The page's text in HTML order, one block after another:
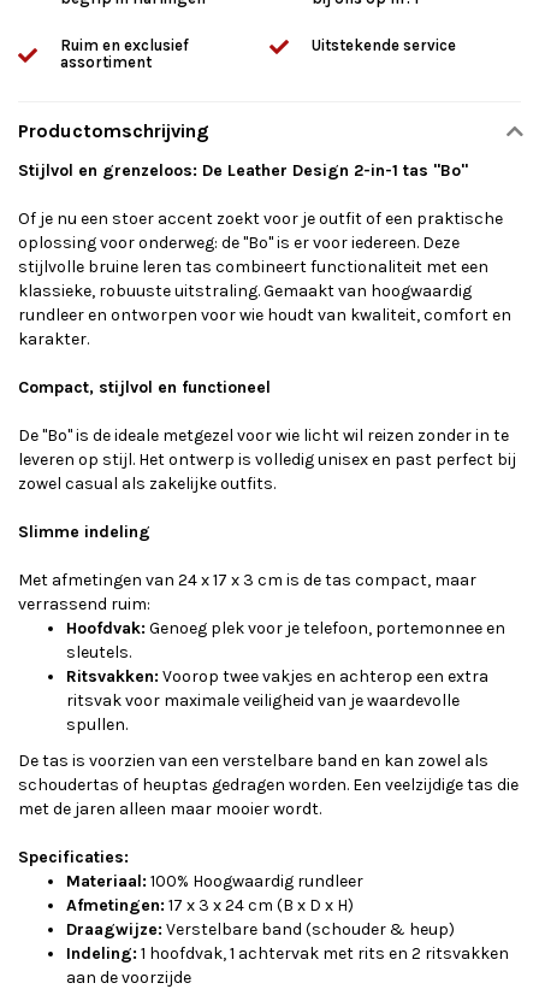
Ruim en exclusief
assortiment
Uitstekende service
Productomschrijving
Stijlvol en grenzeloos: De Leather Design 2-in-1 tas "Bo"
Of je nu een stoer accent zoekt voor je outfit of een praktische
oplossing voor onderweg: de "Bo" is er voor iedereen. Deze
stijlvolle bruine leren tas combineert functionaliteit met een
klassieke, robuuste uitstraling. Gemaakt van hoogwaardig
rundleer en ontworpen voor wie houdt van kwaliteit, comfort en
karakter.
Compact, stijlvol en functioneel
De "Bo" is de ideale metgezel voor wie licht wil reizen zonder in te
leveren op stijl. Het ontwerp is volledig unisex en past perfect bij
zowel casual als zakelijke outfits.
Slimme indeling
Met afmetingen van 24 x 17 x 3 cm is de tas compact, maar
verrassend ruim:
Hoofdvak: Genoeg plek voor je telefoon, portemonnee en
sleutels.
Ritsvakken: Voorop twee vakjes en achterop een extra
ritsvak voor maximale veiligheid van je waardevolle
spullen.
De tas is voorzien van een verstelbare band en kan zowel als
schoudertas of heuptas gedragen worden. Een veelzijdige tas die
met de jaren alleen maar mooier wordt.
Specificaties:
Materiaal: 100% Hoogwaardig rundleer
Afmetingen: 17 x 3 x 24 cm (B x D x H)
Draagwijze: Verstelbare band (schouder & heup)
Indeling: 1 hoofdvak, 1 achtervak met rits en 2 ritsvakken
aan de voorzijde